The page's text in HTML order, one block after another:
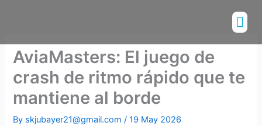
AviaMasters: El juego de
crash de ritmo rápido que te
mantiene al borde
By skjubayer21@gmail.com/19 May 2026